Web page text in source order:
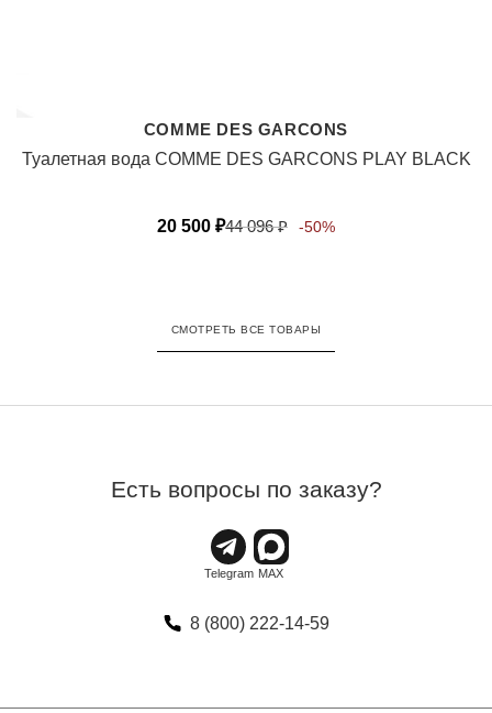
COMME DES GARCONS
Туалетная вода COMME DES GARCONS PLAY BLACK
20 500 ₽44 096₽ -50%
СМОТРЕТЬ ВСЕ ТОВАРЫ
Есть вопросы по заказу?
8 (800) 222-14-59